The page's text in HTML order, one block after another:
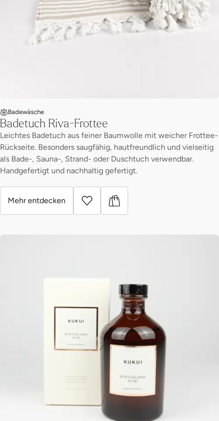
Badewäsche
Badetuch Riva-Frottee
Leichtes Badetuch aus feiner Baumwolle mit weicher Frottee-
Rückseite. Besonders saugfähig, hautfreundlich und vielseitig
als Bade-, Sauna-, Strand- oder Duschtuch verwendbar.
Handgefertigt und nachhaltig gefertigt.
Mehr entdecken